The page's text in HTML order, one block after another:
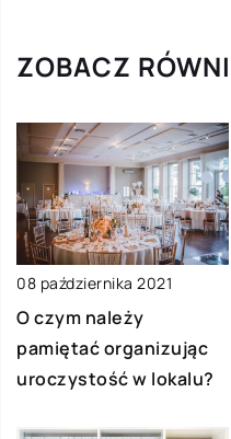
ZOBACZ
08 października 2021
O czym należy
pamiętać organizując
uroczystość w lokalu?